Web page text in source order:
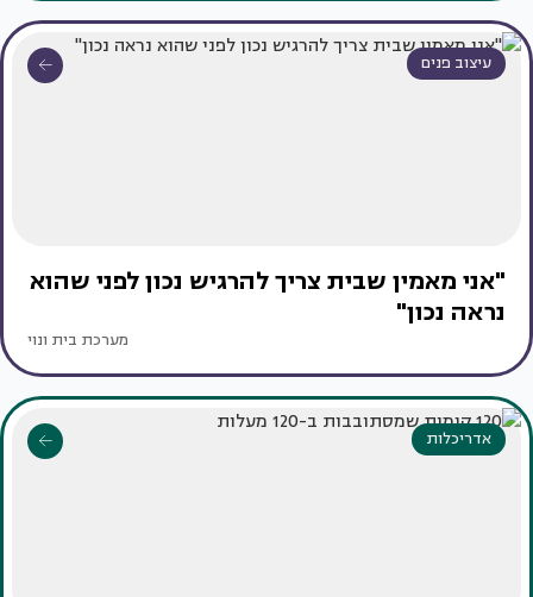
עיצוב פנים
"אני מאמין שבית צריך להרגיש נכון לפני שהוא
נראה נכון"
מערכת בית ונוי
אדריכלות